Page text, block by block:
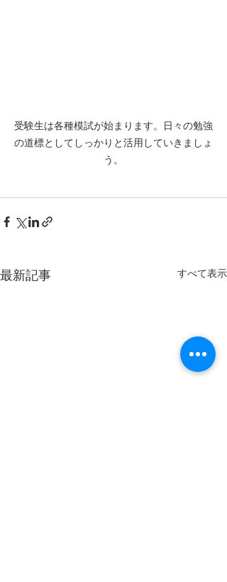
受験生は各種模試が始まります。日々の勉強
の道標としてしっかりと活用していきましょ
う。
最新記事 すべて表示